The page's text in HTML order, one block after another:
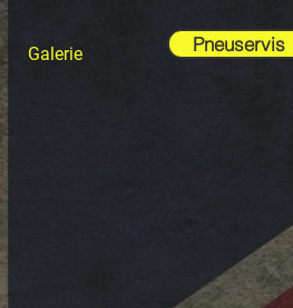
Galerie Pneuservis